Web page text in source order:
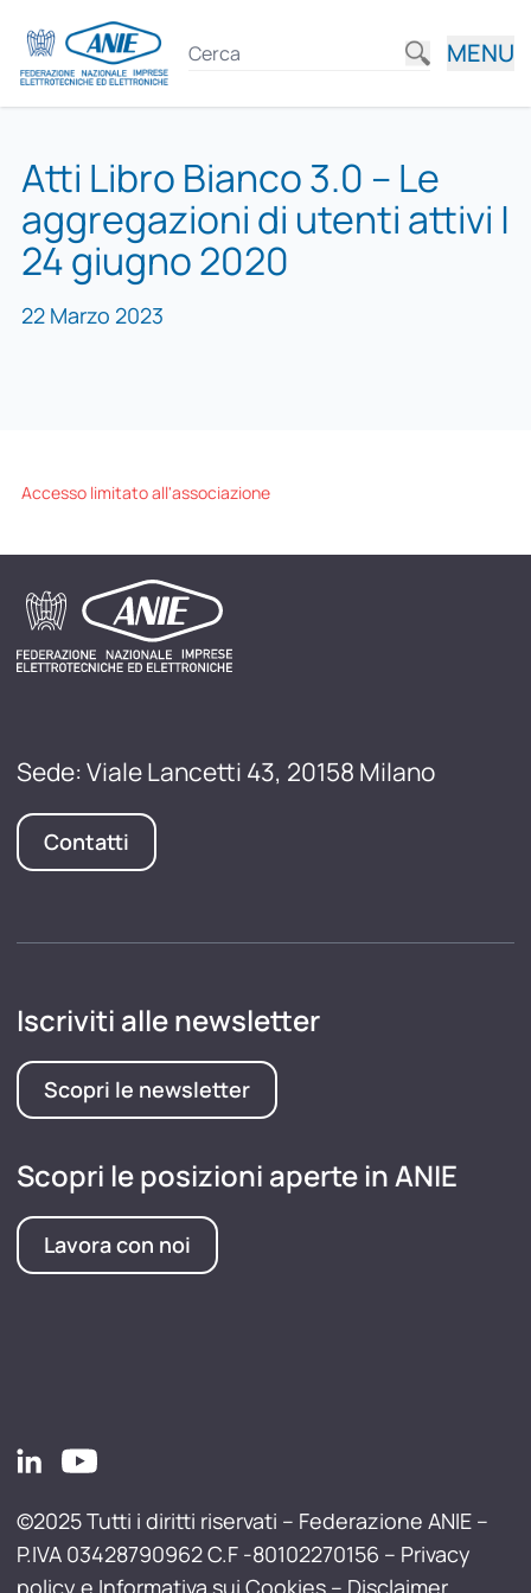
MENU
Atti Libro Bianco 3.0 – Le
aggregazioni di utenti attivi |
24 giugno 2020
22 Marzo 2023
Accesso limitato all'associazione
Sede: Viale Lancetti 43, 20158 Milano
Contatti
Iscriviti alle newsletter
Scopri le newsletter
Scopri le posizioni aperte in ANIE
Lavora con noi
©2025 Tutti i diritti riservati – Federazione ANIE –
P.IVA 03428790962 C.F -80102270156 – Privacy